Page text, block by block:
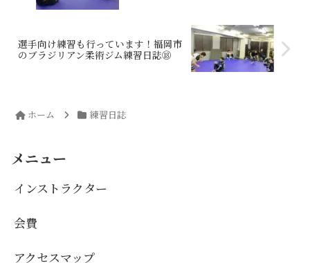
選手向け練習も行っています！福岡市
のブラジリアン柔術ジム練習日誌⑱
ホーム 練習日誌
メニュー
インストラクター
会費
アクセスマップ